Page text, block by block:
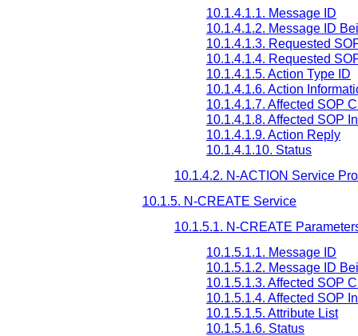
10.1.4.1.1. Message ID
10.1.4.1.2. Message ID
10.1.4.1.3. Requested
10.1.4.1.4. Requested
10.1.4.1.5. Action Type ID
10.1.4.1.6. Action
10.1.4.1.7. Affected SOP
10.1.4.1.8. Affected SOP
10.1.4.1.9. Action Reply
10.1.4.1.10. Status
10.1.4.2. N-ACTION Service
10.1.5. N-CREATE Service
10.1.5.1. N-CREATE
10.1.5.1.1. Message ID
10.1.5.1.2. Message ID
10.1.5.1.3. Affected SOP
10.1.5.1.4. Affected SOP
10.1.5.1.5. Attribute List
10.1.5.1.6. Status